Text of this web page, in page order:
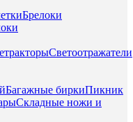
Брелоки
Светоотражатели
Багажные биркиПикник
Складные ножи и